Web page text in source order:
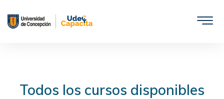
Saltar
Todos los cursos disponibles